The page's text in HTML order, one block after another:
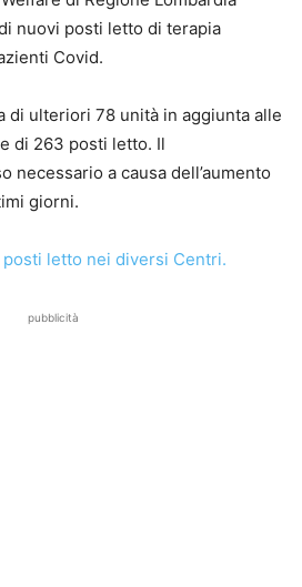
nuovi posti letto di terapia
Covid.
di ulteriori 78 unità in aggiunta alle
di 263 posti letto. Il
necessario a causa dell’aumento
giorni.
letto nei diversi Centri.
pubblicità